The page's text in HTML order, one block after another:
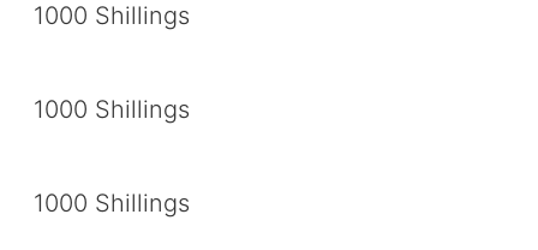
1000 Shillings
1000 Shillings
1000 Shillings